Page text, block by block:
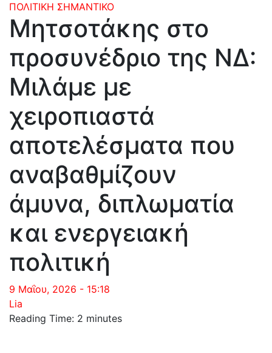
ΠΟΛΙΤΙΚΗ ΣΗΜΑΝΤΙΚΟ
Μητσοτάκης στο
προσυνέδριο της ΝΔ:
Μιλάμε με
χειροπιαστά
αποτελέσματα που
αναβαθμίζουν
άμυνα, διπλωματία
και ενεργειακή
πολιτική
9 Μαΐου, 2026 - 15:18
Lia
Reading Time: 2 minutes